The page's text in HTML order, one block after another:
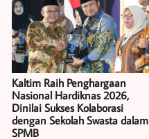
Kaltim Raih Penghargaan
Nasional Hardiknas 2026,
Dinilai Sukses Kolaborasi
dengan Sekolah Swasta dalam
SPMB